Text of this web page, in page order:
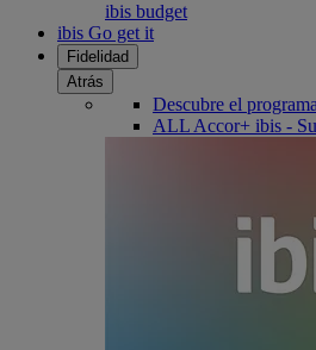
ibis budget
ibis Go get it
Fidelidad
Atrás
Descubre el programa
ALL Accor+ ibis -